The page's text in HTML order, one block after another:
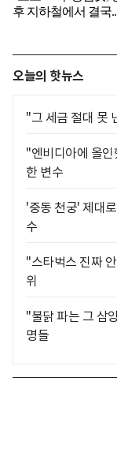
오늘의 핫뉴스
"그 세금 절대 못
"엔비디아에 올
한 변수
'중동 천궁' 제대
수
"스타벅스 진짜
위
"불닭 파는 그 삼
명들